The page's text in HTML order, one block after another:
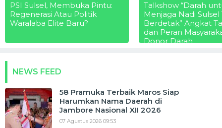
PSI Sulsel, Membuka Pintu:
Regenerasi Atau Politik
Waralaba Elite Baru?
Talkshow “Darah
Menjaga Nadi Sulsel
Berdetak” Angkat
dan Peran
Donor Darah
NEWS FEED
58 Pramuka Terbaik Maros Siap
Harumkan Nama Daerah di
Jambore Nasional XII 2026
07 Agustus 2026 09:53